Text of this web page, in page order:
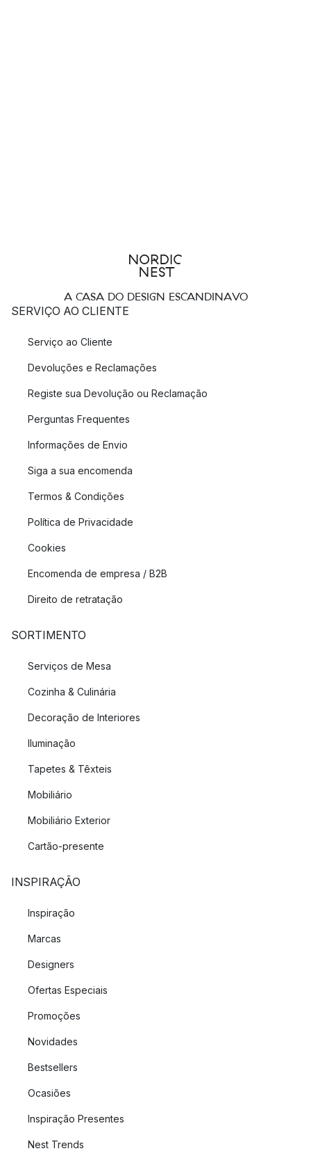
A CASA DO DESIGN ESCANDINAVO
SERVIÇO AO CLIENTE
Serviço ao Cliente
Devoluções e Reclamações
Registe sua Devolução ou Reclamação
Perguntas Frequentes
Informações de Envio
Siga a sua encomenda
Termos & Condições
Política de Privacidade
Cookies
Encomenda de empresa / B2B
Direito de retratação
SORTIMENTO
Serviços de Mesa
Cozinha & Culinária
Decoração de Interiores
Iluminação
Tapetes & Têxteis
Mobiliário
Mobiliário Exterior
Cartão-presente
INSPIRAÇÃO
Inspiração
Marcas
Designers
Ofertas Especiais
Promoções
Novidades
Bestsellers
Ocasiões
Inspiração Presentes
Nest Trends